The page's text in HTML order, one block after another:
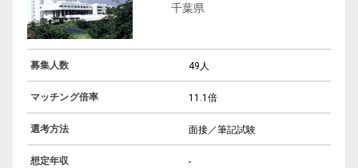
千葉県
募集人数 49人
マッチング倍率 11.1倍
選考方法 面接／筆記試験
想定年収 -